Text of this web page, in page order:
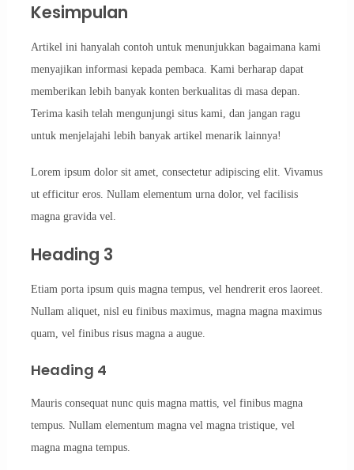
Kesimpulan
Artikel ini hanyalah contoh untuk menunjukkan bagaimana kami
menyajikan informasi kepada pembaca. Kami berharap dapat
memberikan lebih banyak konten berkualitas di masa depan.
Terima kasih telah mengunjungi situs kami, dan jangan ragu
untuk menjelajahi lebih banyak artikel menarik lainnya!
Lorem ipsum dolor sit amet, consectetur adipiscing elit. Vivamus
ut efficitur eros. Nullam elementum urna dolor, vel facilisis
magna gravida vel.
Heading 3
Etiam porta ipsum quis magna tempus, vel hendrerit eros laoreet.
Nullam aliquet, nisl eu finibus maximus, magna magna maximus
quam, vel finibus risus magna a augue.
Heading 4
Mauris consequat nunc quis magna mattis, vel finibus magna
tempus. Nullam elementum magna vel magna tristique, vel
magna magna tempus.